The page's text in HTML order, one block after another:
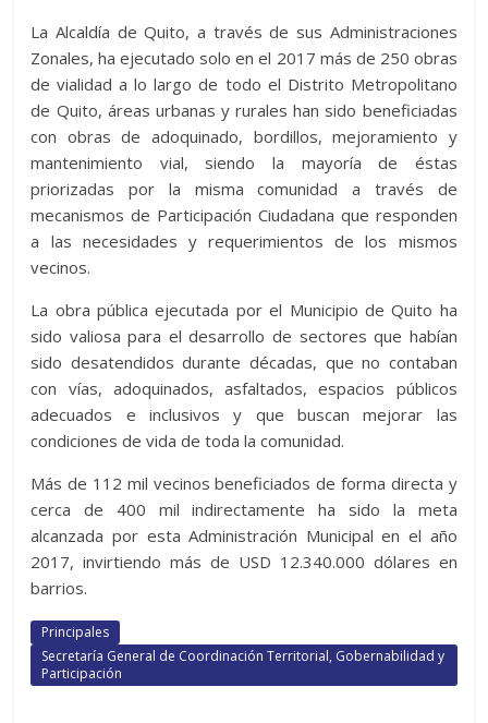
La Alcaldía de Quito, a través de sus Administraciones
Zonales, ha ejecutado solo en el 2017 más de 250 obras
de vialidad a lo largo de todo el Distrito Metropolitano
de Quito, áreas urbanas y rurales han sido beneficiadas
con obras de adoquinado, bordillos, mejoramiento y
mantenimiento vial, siendo la mayoría de éstas
priorizadas por la misma comunidad a través de
mecanismos de Participación Ciudadana que responden
a las necesidades y requerimientos de los mismos
vecinos.
La obra pública ejecutada por el Municipio de Quito ha
sido valiosa para el desarrollo de sectores que habían
sido desatendidos durante décadas, que no contaban
con vías, adoquinados, asfaltados, espacios públicos
adecuados e inclusivos y que buscan mejorar las
condiciones de vida de toda la comunidad.
Más de 112 mil vecinos beneficiados de forma directa y
cerca de 400 mil indirectamente ha sido la meta
alcanzada por esta Administración Municipal en el año
2017, invirtiendo más de USD 12.340.000 dólares en
barrios.
Principales
Secretaría General de Coordinación Territorial, Gobernabilidad y
Participación